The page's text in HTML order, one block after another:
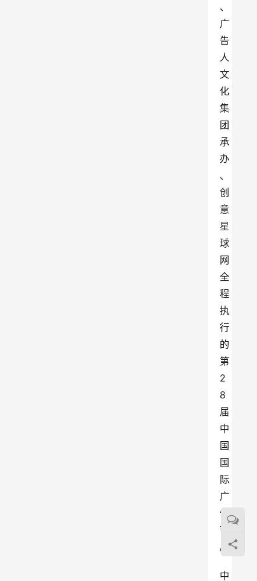
、
广
告
人
文
化
集
团
承
办
、
创
意
星
球
网
全
程
执
行
的
第
2
8
届
中
国
国
际
广
告
节
。
中